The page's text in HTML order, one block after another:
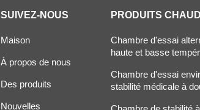
SUIVEZ-NOUS
Maison
À propos de nous
Des produits
Nouvelles
PRODUITS
Chambre d'essai
haute et basse
Chambre d'essai
stabilité médicale à